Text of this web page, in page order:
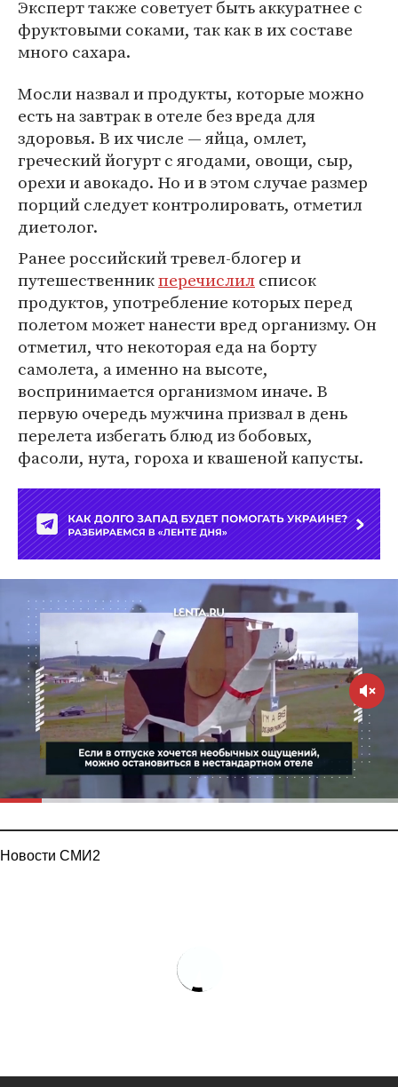
Эксперт также советует быть аккуратнее с
фруктовыми соками, так как в их составе
много сахара.
Мосли назвал и продукты, которые можно
есть на завтрак в отеле без вреда для
здоровья. В их числе — яйца, омлет,
греческий йогурт с ягодами, овощи, сыр,
орехи и авокадо. Но и в этом случае размер
порций следует контролировать, отметил
диетолог.
Ранее российский тревел-блогер и
путешественникперечислилсписок
продуктов, употребление которых перед
полетом может нанести вред организму. Он
отметил, что некоторая еда на борту
самолета, а именно на высоте,
воспринимается организмом иначе. В
первую очередь мужчина призвал в день
перелета избегать блюд из бобовых,
фасоли, нута, гороха и квашеной капусты.
Новости СМИ2